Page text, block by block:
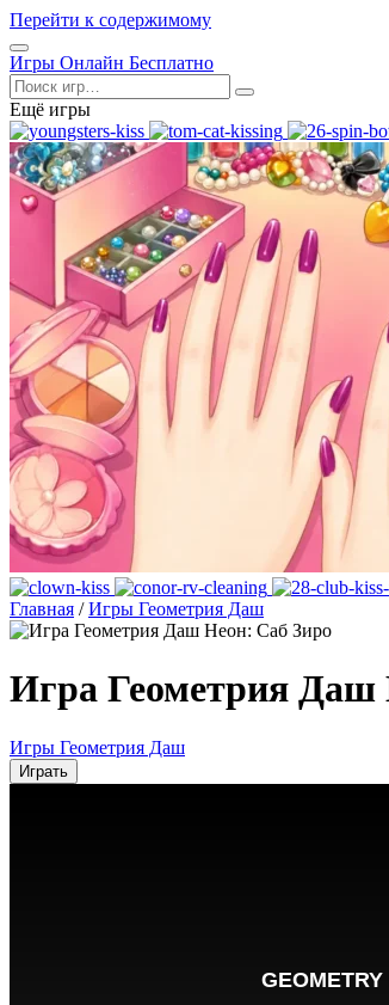
Перейти к содержимому
Открыть
меню
Игры Онлайн Бесплатно
Поиск
Ещё игры
Главная / Игры Геометрия Даш
Игра Геометрия Даш
Игры Геометрия Даш
Играть